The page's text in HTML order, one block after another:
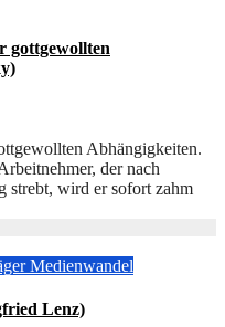
gottgewollten
Abhängigkeiten.
der nach
strebt, wird er sofort zahm
Medienwandel
Lenz)